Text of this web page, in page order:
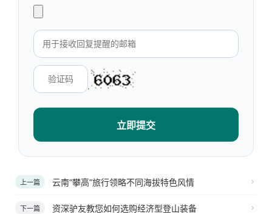
立即提交
上一篇 云南“攀高”旅行领略不同海拔特色风情
下一篇 资深驴友教您如何选购经济型登山装备